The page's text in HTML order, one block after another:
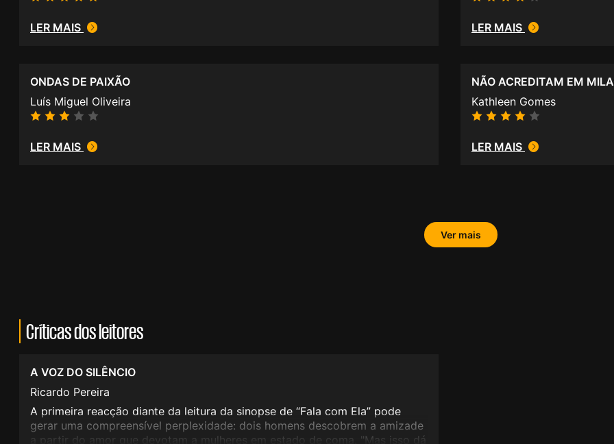
LER MAIS LER MAIS
ONDAS DE PAIXÃO
Luís Miguel Oliveira
LER MAIS
NÃO ACREDITAM EM
Kathleen Gomes
LER MAIS
Ver mais
Críticas dos leitores
A VOZ DO SILÊNCIO
Ricardo Pereira
A primeira reacção diante da leitura da sinopse de “Fala com Ela” pode
gerar uma compreensível perplexidade: dois homens descobrem a amizade
a partir do amor que devotam a mulheres em estado de coma. "Mas isso dá